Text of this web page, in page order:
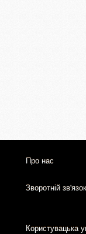
Про нас
Зворотній зв'язок
Користувацька